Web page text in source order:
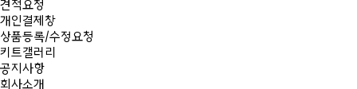
견적요청
개인결제창
상품등록/수정요청
키트갤러리
공지사항
회사소개